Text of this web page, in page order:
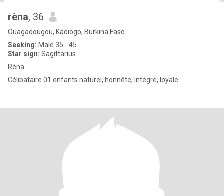
rèna, 36
Ouagadougou, Kadiogo, Burkina Faso
Seeking: Male 35 - 45
Star sign: Sagittarius
Rèna
Célibataire 01 enfants naturel, honnête, intègre, loyale